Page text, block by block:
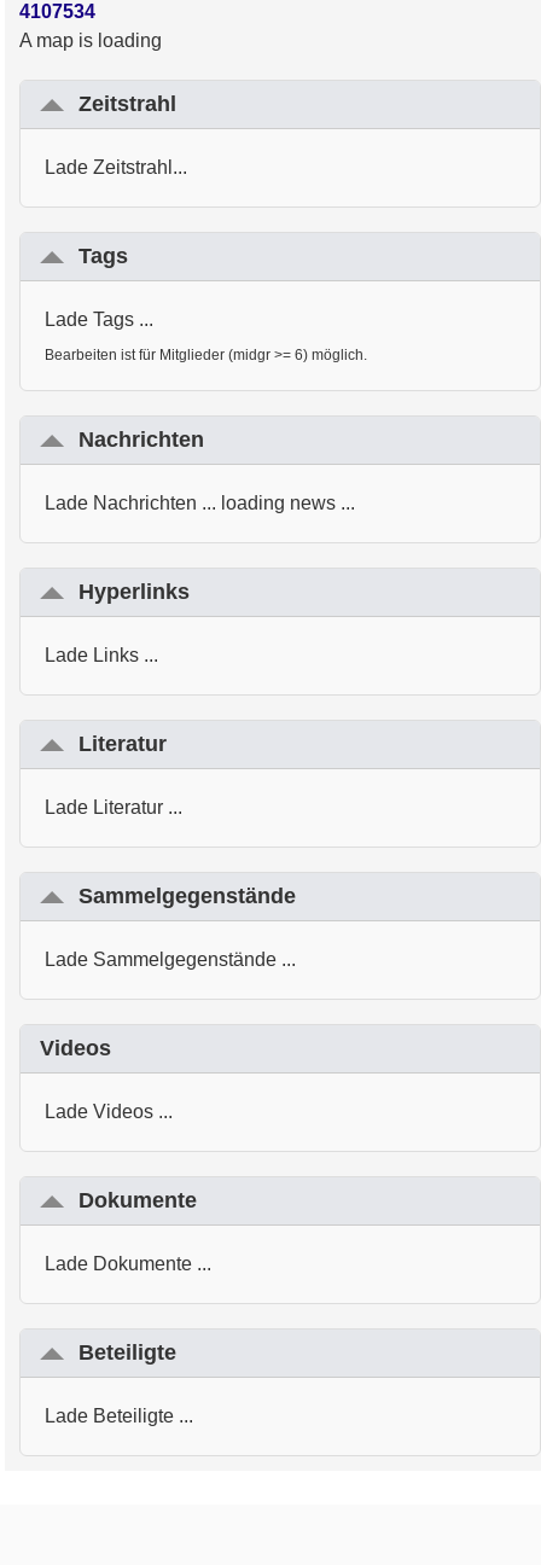
4107534
A map is loading
Zeitstrahl
Lade Zeitstrahl...
Tags
Lade Tags ...
Bearbeiten ist für Mitglieder (midgr >= 6) möglich.
Nachrichten
Lade Nachrichten ... loading news ...
Hyperlinks
Lade Links ...
Literatur
Lade Literatur ...
Sammelgegenstände
Lade Sammelgegenstände ...
Videos
Lade Videos ...
Dokumente
Lade Dokumente ...
Beteiligte
Lade Beteiligte ...